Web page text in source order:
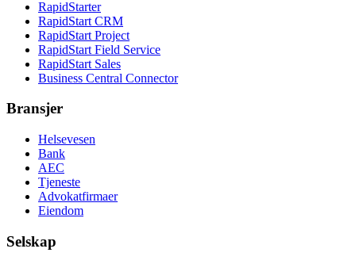
RapidStarter
RapidStart CRM
RapidStart Project
RapidStart Field Service
RapidStart Sales
Business Central Connector
Bransjer
Helsevesen
Bank
AEC
Tjeneste
Advokatfirmaer
Eiendom
Selskap